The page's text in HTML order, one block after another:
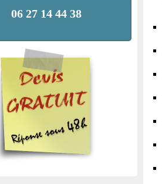
06 27 14 44 38